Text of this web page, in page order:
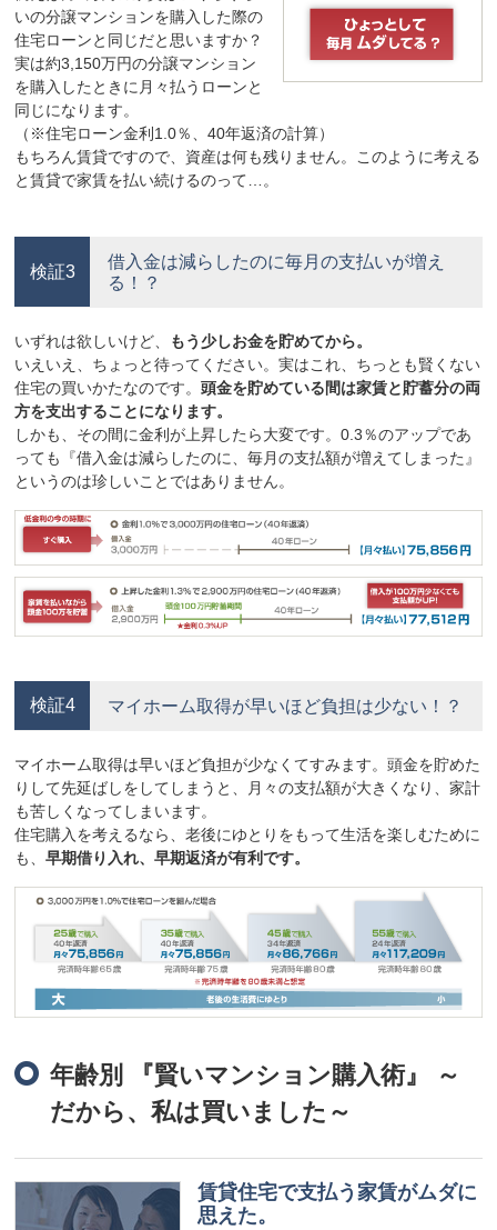
いの分譲マンションを購入した際の
住宅ローンと同じだと思いますか？
実は約3,150万円の分譲マンション
を購入したときに月々払うローンと
同じになります。
（※住宅ローン金利1.0％、40年返済の計算）
もちろん賃貸ですので、資産は何も残りません。このように考える
と賃貸で家賃を払い続けるのって…。
検証3
借入金は減らしたのに毎月の支払いが増え
る！？
いずれは欲しいけど、 もう少しお金を貯めてから。
いえいえ、ちょっと待ってください。実はこれ、ちっとも賢くない
住宅の買いかたなのです。頭金を貯めている間は家賃と貯蓄分の両
方を支出することになります。
しかも、その間に金利が上昇したら大変です。0.3％のアップであ
っても『借入金は減らしたのに、毎月の支払額が増えてしまった』
というのは珍しいことではありません。
検証4 マイホーム取得が早いほど負担は少ない！？
マイホーム取得は早いほど負担が少なくてすみます。頭金を貯めた
りして先延ばしをしてしまうと、月々の支払額が大きくなり、家計
も苦しくなってしまいます。
住宅購入を考えるなら、老後にゆとりをもって生活を楽しむために
も、早期借り入れ、早期返済が有利です。
年齢別 『賢いマンション購入術』 ～
だから、私は買いました～
賃貸住宅で支払う家賃がムダに
思えた。